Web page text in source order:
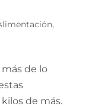
,
de lo
de más.